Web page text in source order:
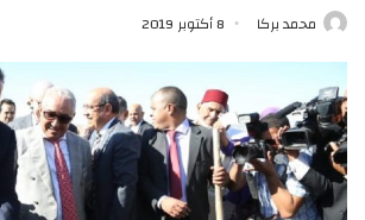
محمد بركا 8 أكتوبر 2019